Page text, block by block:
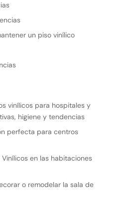
un piso vinílico
vinílicos para hospitales y
higiene y tendencias
perfecta para centros
en las habitaciones
o remodelar la sala de